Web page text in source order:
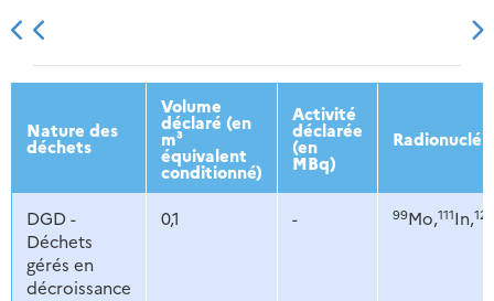
2013 2014 2015 2016
Nature des
déchets
Volume
déclaré (en
m³
équivalent
conditionné)
Activité
déclarée
(en
MBq)
DGD -
Déchets
gérés en
décroissance
0,1 - 99Mo,111In,123